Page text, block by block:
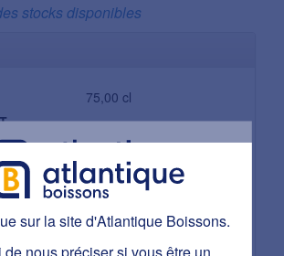
stocks disponibles
75,00 cl
6,51 €
1,30 €
7,81 €
la fiche produit...
sur la site d'Atlantique Boissons.
réservé aux personnes majeures.
Avez-vous plus de 18 ans ?
sur la site d'Atlantique Boissons.
de nous préciser si vous être un